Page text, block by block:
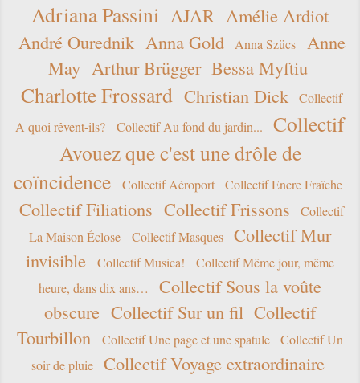
Adriana Passini AJAR Amélie Ardiot
André Ourednik Anna Gold Anna Szücs
Anne
May Arthur Brügger Bessa Myftiu
Charlotte Frossard Christian Dick
Collectif
A quoi rêvent-ils?
Collectif Au fond du jardin...
Collectif
Avouez que c'est une drôle de
coïncidence
Collectif Aéroport Collectif Encre Fraîche
Collectif Filiations Collectif Frissons
Collectif
La Maison Éclose
Collectif Masques
Collectif Mur
invisible
Collectif Musica!
Collectif Même jour, même
heure, dans dix ans…
Collectif Sous la voûte
obscure Collectif Sur un fil Collectif
Tourbillon
Collectif Une page et une spatule
Collectif Un
soir de pluie
Collectif Voyage extraordinaire